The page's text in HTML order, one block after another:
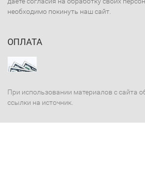
необходимо покинуть наш сайт.
ОПЛАТА
При использовании материалов с сайта
ссылки на источник.